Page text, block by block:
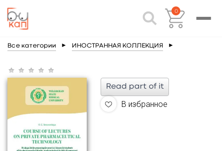
0
Все категории ► ИНОСТРАННАЯ КОЛЛЕКЦИЯ ►
Read part of it
В избранное